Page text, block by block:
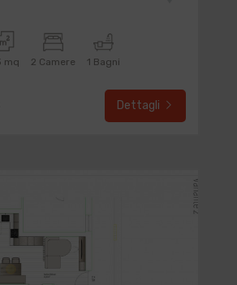
mq 2 Camere 1 Bagni
Dettagli